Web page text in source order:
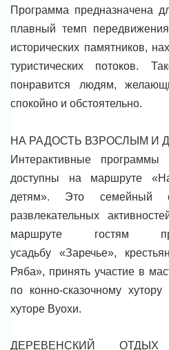
Программа предназначена
плавный темп
исторических памятников,
туристических потоков.
понравится людям,
спокойно и обстоятельно.
НА РАДОСТЬ ВЗРОСЛЫМ И
Интерактивные
доступны на маршруте
детям». Это семейный
развлекательных
маршруте гостям
усадьбу «Заречье»,
Ряба», принять участие в
по конно-сказочному
хуторе Вуохи.
ДЕРЕВЕНСКИЙ